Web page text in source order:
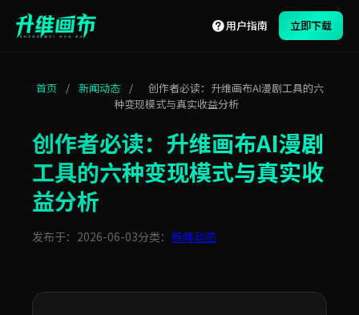
用户指南 立即下载
首页 / 新闻动态 /
创作者必读：升维画布AI漫剧工具的六
种变现模式与真实收益分析
创作者必读：升维画布AI漫剧
工具的六种变现模式与真实收
益分析
发布于：2026-06-03分类： 新闻动态